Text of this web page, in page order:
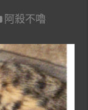
阿殺不嚕